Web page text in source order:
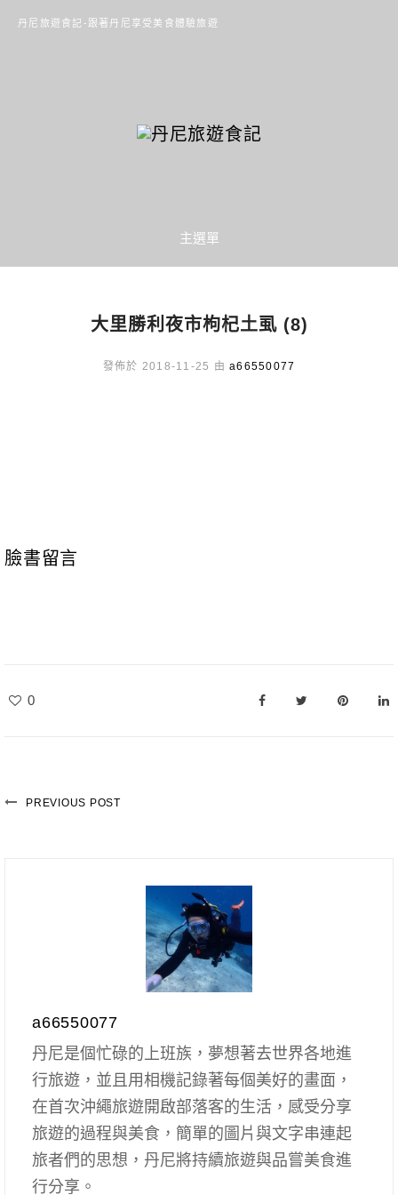
丹尼旅遊食記-跟著丹尼享受美食體驗旅遊
主選單
大里勝利夜市枸杞土虱 (8)
發佈於 2018-11-25 由 a66550077
臉書留言
0
PREVIOUS POST
a66550077
丹尼是個忙碌的上班族，夢想著去世界各地進
行旅遊，並且用相機記錄著每個美好的畫面，
在首次沖繩旅遊開啟部落客的生活，感受分享
旅遊的過程與美食，簡單的圖片與文字串連起
旅者們的思想，丹尼將持續旅遊與品嘗美食進
行分享。